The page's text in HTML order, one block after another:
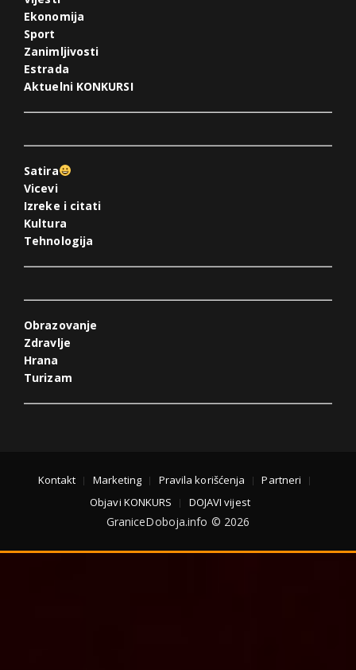
Ekonomija
Sport
Zanimljivosti
Estrada
Aktuelni KONKURSI
Satira
Vicevi
Izreke i citati
Kultura
Tehnologija
Obrazovanje
Zdravlje
Hrana
Turizam
Kontakt Marketing Pravila korišćenja
Partneri
Objavi KONKURS
DOJAVI vijest
GraniceDoboja.info © 2026